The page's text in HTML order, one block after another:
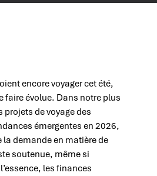
encore voyager cet été,
faire évolue. Dans notre plus
projets de voyage des
émergentes en 2026,
la demande en matière de
soutenue, même si
les finances